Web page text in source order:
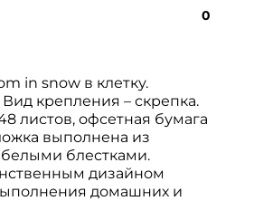
0
in snow в клетку.
крепления – скрепка.
листов, офсетная бумага
выполнена из
блестками.
дизайном
домашних и